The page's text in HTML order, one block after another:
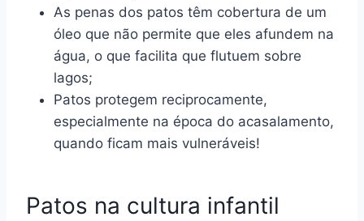
As penas dos patos têm cobertura de um
óleo que não permite que eles afundem na
água, o que facilita que flutuem sobre
lagos;
Patos protegem reciprocamente,
especialmente na época do acasalamento,
quando ficam mais vulneráveis!
Patos na cultura infantil